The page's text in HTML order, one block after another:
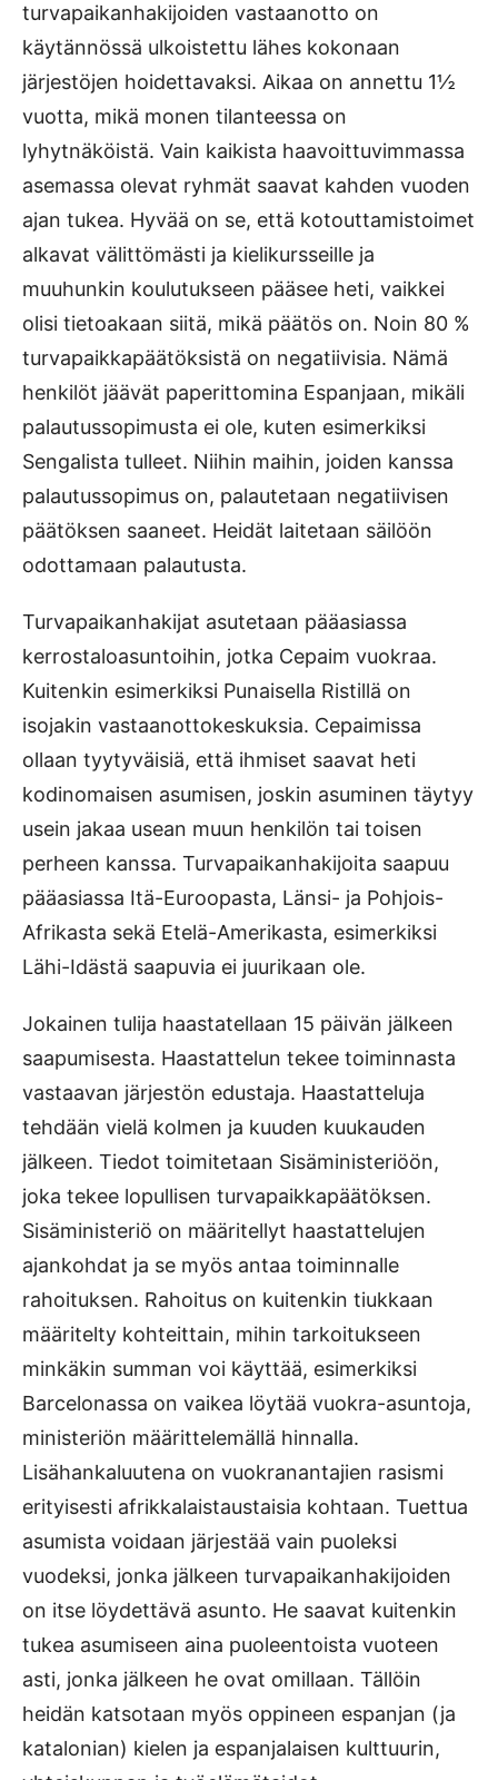
turvapaikanhakijoiden vastaanotto on
käytännössä ulkoistettu lähes kokonaan
järjestöjen hoidettavaksi. Aikaa on annettu 1½
vuotta, mikä monen tilanteessa on
lyhytnäköistä. Vain kaikista haavoittuvimmassa
asemassa olevat ryhmät saavat kahden vuoden
ajan tukea. Hyvää on se, että kotouttamistoimet
alkavat välittömästi ja kielikursseille ja
muuhunkin koulutukseen pääsee heti, vaikkei
olisi tietoakaan siitä, mikä päätös on. Noin 80 %
turvapaikkapäätöksistä on negatiivisia. Nämä
henkilöt jäävät paperittomina Espanjaan, mikäli
palautussopimusta ei ole, kuten esimerkiksi
Sengalista tulleet. Niihin maihin, joiden kanssa
palautussopimus on, palautetaan negatiivisen
päätöksen saaneet. Heidät laitetaan säilöön
odottamaan palautusta.
Turvapaikanhakijat asutetaan pääasiassa
kerrostaloasuntoihin, jotka Cepaim vuokraa.
Kuitenkin esimerkiksi Punaisella Ristillä on
isojakin vastaanottokeskuksia. Cepaimissa
ollaan tyytyväisiä, että ihmiset saavat heti
kodinomaisen asumisen, joskin asuminen täytyy
usein jakaa usean muun henkilön tai toisen
perheen kanssa. Turvapaikanhakijoita saapuu
pääasiassa Itä-Euroopasta, Länsi- ja Pohjois-
Afrikasta sekä Etelä-Amerikasta, esimerkiksi
Lähi-Idästä saapuvia ei juurikaan ole.
Jokainen tulija haastatellaan 15 päivän jälkeen
saapumisesta. Haastattelun tekee toiminnasta
vastaavan järjestön edustaja. Haastatteluja
tehdään vielä kolmen ja kuuden kuukauden
jälkeen. Tiedot toimitetaan Sisäministeriöön,
joka tekee lopullisen turvapaikkapäätöksen.
Sisäministeriö on määritellyt haastattelujen
ajankohdat ja se myös antaa toiminnalle
rahoituksen. Rahoitus on kuitenkin tiukkaan
määritelty kohteittain, mihin tarkoitukseen
minkäkin summan voi käyttää, esimerkiksi
Barcelonassa on vaikea löytää vuokra-asuntoja,
ministeriön määrittelemällä hinnalla.
Lisähankaluutena on vuokranantajien rasismi
erityisesti afrikkalaistaustaisia kohtaan. Tuettua
asumista voidaan järjestää vain puoleksi
vuodeksi, jonka jälkeen turvapaikanhakijoiden
on itse löydettävä asunto. He saavat kuitenkin
tukea asumiseen aina puoleentoista vuoteen
asti, jonka jälkeen he ovat omillaan. Tällöin
heidän katsotaan myös oppineen espanjan (ja
katalonian) kielen ja espanjalaisen kulttuurin,